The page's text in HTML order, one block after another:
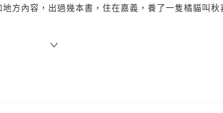
方內容，出過幾本書，住在嘉義，養了一隻橘貓叫